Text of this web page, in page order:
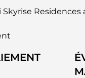
dans l'un des
Residences